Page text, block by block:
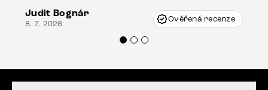
Vincze mi velmi korektně vyšli vstříc.
Doporučuji produkty Delife všem.“
Judit Bognár
8. 7. 2026 Ověřená recenze